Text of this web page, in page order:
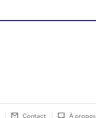
Contact À propos